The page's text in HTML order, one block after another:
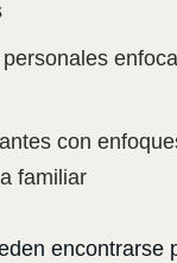
con
familiar
encontrarse